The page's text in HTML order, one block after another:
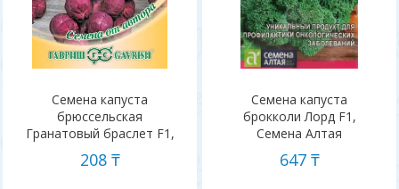
Семена капуста
брюссельская
Гранатовый браслет F1,
Гавриш
208 ₸
Семена капуста
брокколи Лорд F1,
Семена Алтая
647 ₸